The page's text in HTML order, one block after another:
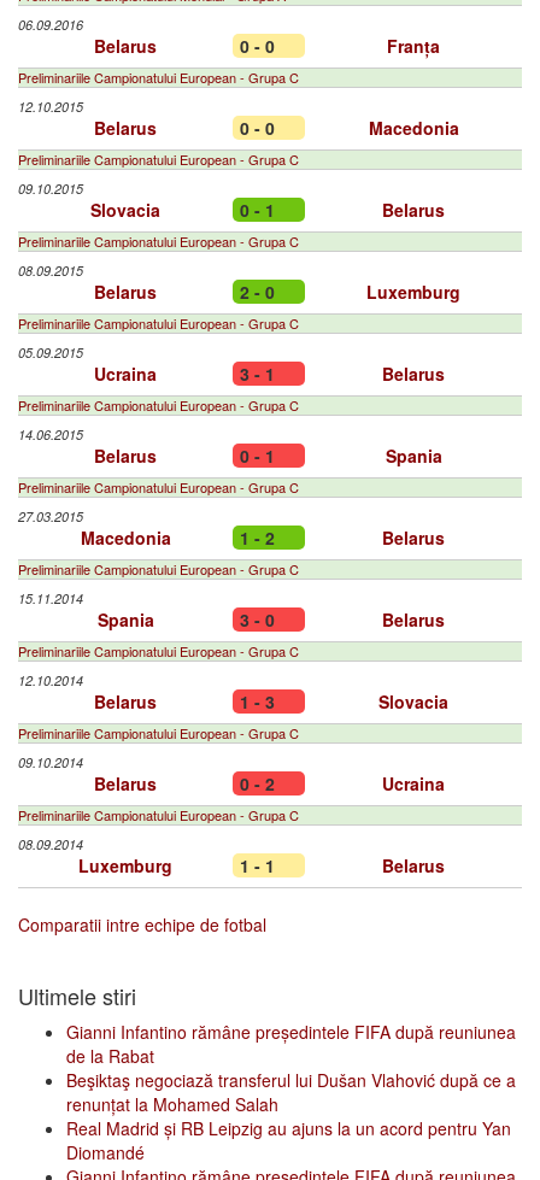
06.09.2016
Belarus 0 - 0 Franța
Preliminariile Campionatului European - Grupa C
12.10.2015
Belarus 0 - 0 Macedonia
Preliminariile Campionatului European - Grupa C
09.10.2015
Slovacia 0 - 1 Belarus
Preliminariile Campionatului European - Grupa C
08.09.2015
Belarus 2 - 0 Luxemburg
Preliminariile Campionatului European - Grupa C
05.09.2015
Ucraina 3 - 1 Belarus
Preliminariile Campionatului European - Grupa C
14.06.2015
Belarus 0 - 1 Spania
Preliminariile Campionatului European - Grupa C
27.03.2015
Macedonia 1 - 2 Belarus
Preliminariile Campionatului European - Grupa C
15.11.2014
Spania 3 - 0 Belarus
Preliminariile Campionatului European - Grupa C
12.10.2014
Belarus 1 - 3 Slovacia
Preliminariile Campionatului European - Grupa C
09.10.2014
Belarus 0 - 2 Ucraina
Preliminariile Campionatului European - Grupa C
08.09.2014
Luxemburg 1 - 1 Belarus
Comparatii intre echipe de fotbal
Ultimele stiri
Gianni Infantino rămâne președintele FIFA după reuniunea
de la Rabat
Beşiktaş negociază transferul lui Dušan Vlahović după ce a
renunțat la Mohamed Salah
Real Madrid și RB Leipzig au ajuns la un acord pentru Yan
Diomandé